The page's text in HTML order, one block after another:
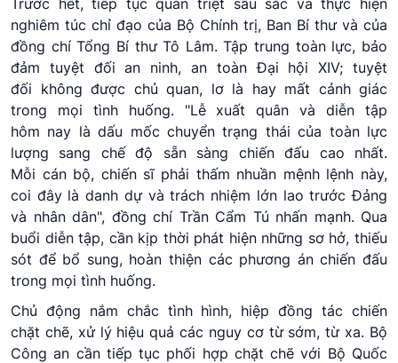
Trước hết, tiếp tục quán triệt sâu sắc và thực hiện
nghiêm túc chỉ đạo của Bộ Chính trị, Ban Bí thư và của
đồng chí Tổng Bí thư Tô Lâm. Tập trung toàn lực, bảo
đảm tuyệt đối an ninh, an toàn Đại hội XIV; tuyệt
đối không được chủ quan, lơ là hay mất cảnh giác
trong mọi tình huống. "Lễ xuất quân và diễn tập
hôm nay là dấu mốc chuyển trạng thái của toàn lực
lượng sang chế độ sẵn sàng chiến đấu cao nhất.
Mỗi cán bộ, chiến sĩ phải thấm nhuần mệnh lệnh này,
coi đây là danh dự và trách nhiệm lớn lao trước Đảng
và nhân dân", đồng chí Trần Cẩm Tú nhấn mạnh. Qua
buổi diễn tập, cần kịp thời phát hiện những sơ hở, thiếu
sót để bổ sung, hoàn thiện các phương án chiến đấu
trong mọi tình huống.
Chủ động nắm chắc tình hình, hiệp đồng tác chiến
chặt chẽ, xử lý hiệu quả các nguy cơ từ sớm, từ xa. Bộ
Công an cần tiếp tục phối hợp chặt chẽ với Bộ Quốc